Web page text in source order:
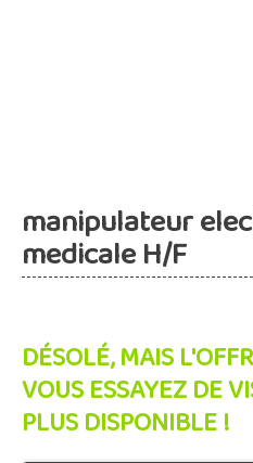
manipulateur
medicale H/F
DÉSOLÉ, MAIS
VOUS ESSAYEZ DE
PLUS DISPONIBLE !